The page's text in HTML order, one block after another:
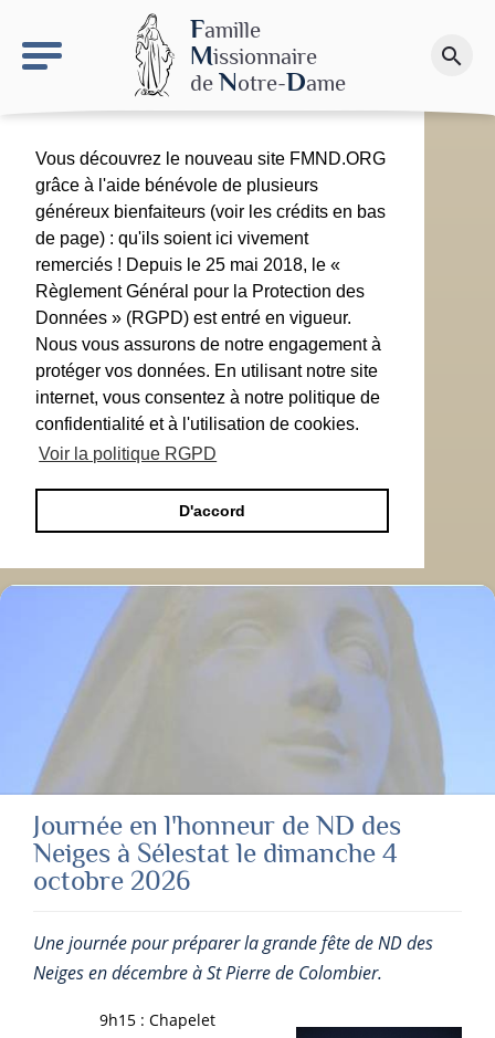
Famille
Missionnaire
de Notre-Dame
search
Faire un don
Vous découvrez le nouveau site FMND.ORG
grâce à l'aide bénévole de plusieurs
généreux bienfaiteurs (voir les crédits en bas
de page) : qu'ils soient ici vivement
remerciés ! Depuis le 25 mai 2018, le «
Règlement Général pour la Protection des
Données » (RGPD) est entré en vigueur.
Nous vous assurons de notre engagement à
protéger vos données. En utilisant notre site
internet, vous consentez à notre politique de
confidentialité et à l'utilisation de cookies.
Voir la politique RGPD
D'accord
Journée en l'honneur de ND des
Neiges à Sélestat le dimanche 4
octobre 2026
Une journée pour préparer la grande fête de ND des
Neiges en décembre à St Pierre de Colombier.
9h15 : Chapelet